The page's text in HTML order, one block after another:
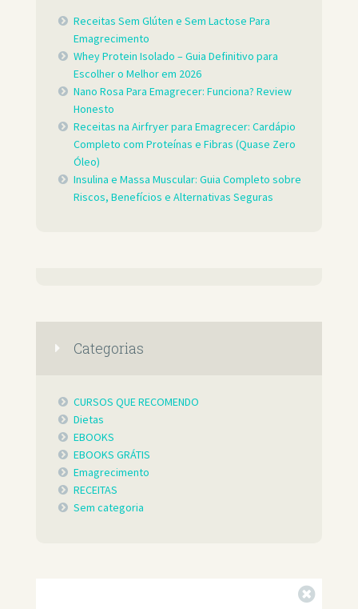
Receitas Sem Glúten e Sem Lactose Para
Emagrecimento
Whey Protein Isolado – Guia Definitivo para
Escolher o Melhor em 2026
Nano Rosa Para Emagrecer: Funciona? Review
Honesto
Receitas na Airfryer para Emagrecer: Cardápio
Completo com Proteínas e Fibras (Quase Zero
Óleo)
Insulina e Massa Muscular: Guia Completo sobre
Riscos, Benefícios e Alternativas Seguras
Categorias
CURSOS QUE RECOMENDO
Dietas
EBOOKS
EBOOKS GRÁTIS
Emagrecimento
RECEITAS
Sem categoria